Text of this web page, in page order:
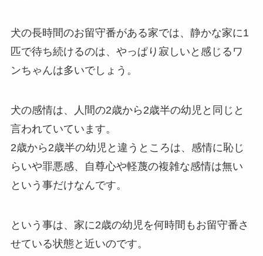
犬の長時間のお留守番がある家では、静かな家に1
匹で待ち続けるのは、やっぱり寂しいと感じるワ
ンちゃんは多いでしょう。
犬の感情は、人間の2歳から2歳半の幼児と同じと
言われていています。
2歳から2歳半の幼児と違うところは、感情に恥じ
らいや罪悪感、自尊心や軽蔑の複雑な感情は無い
という事だけなんです。
という事は、家に2歳の幼児を何時間もお留守番さ
せている状態と近いのです。